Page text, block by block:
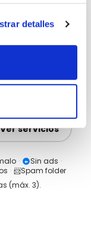
detalles
Ver servicios
· Sin ads ·
· 📨Spam folder
(máx. 3).